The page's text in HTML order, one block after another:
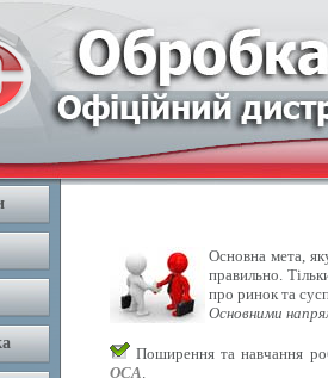
Основна мета,
правильно.
про ринок та
Основними
Поширення та навчання
ОСА.